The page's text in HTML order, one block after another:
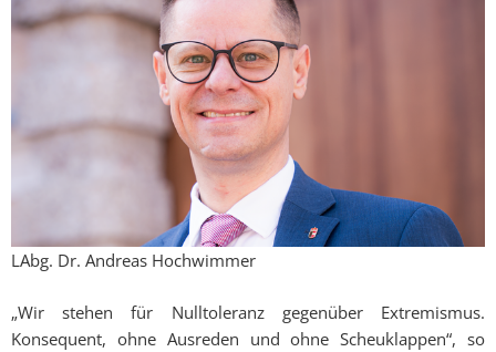
LAbg. Dr. Andreas Hochwimmer
„Wir stehen für Nulltoleranz gegenüber Extremismus.
Konsequent, ohne Ausreden und ohne Scheuklappen“, so